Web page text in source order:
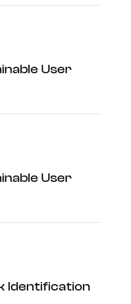
User
User
Identification